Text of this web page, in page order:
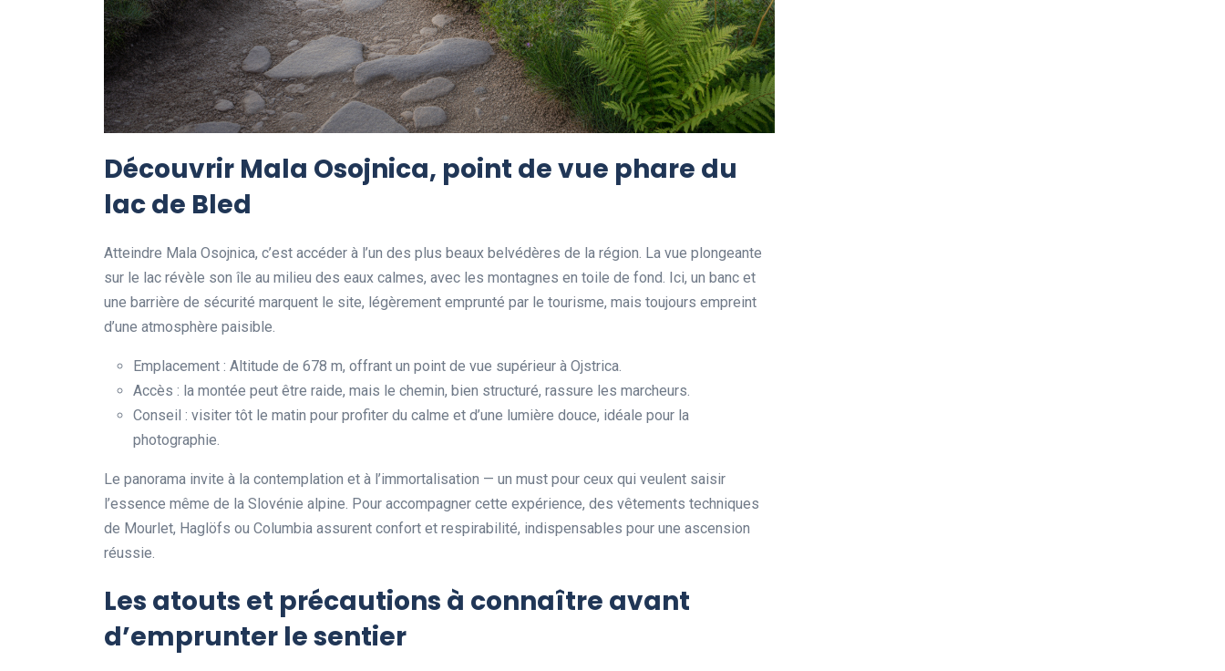
Découvrir Mala Osojnica, point de vue phare du
lac de Bled
Atteindre Mala Osojnica, c’est accéder à l’un des plus beaux belvédères de la région. La vue plongeante
sur le lac révèle son île au milieu des eaux calmes, avec les montagnes en toile de fond. Ici, un banc et
une barrière de sécurité marquent le site, légèrement emprunté par le tourisme, mais toujours empreint
d’une atmosphère paisible.
Emplacement : Altitude de 678 m, offrant un point de vue supérieur à Ojstrica.
Accès : la montée peut être raide, mais le chemin, bien structuré, rassure les marcheurs.
Conseil : visiter tôt le matin pour profiter du calme et d’une lumière douce, idéale pour la
photographie.
Le panorama invite à la contemplation et à l’immortalisation — un must pour ceux qui veulent saisir
l’essence même de la Slovénie alpine. Pour accompagner cette expérience, des vêtements techniques
de Mourlet, Haglöfs ou Columbia assurent confort et respirabilité, indispensables pour une ascension
réussie.
Les atouts et précautions à connaître avant
d’emprunter le sentier